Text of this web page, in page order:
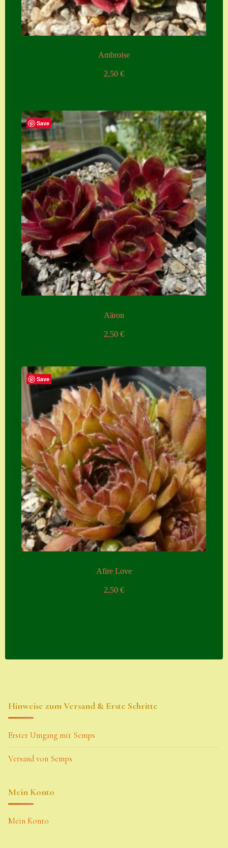
Ambroise
2,50 €
Save
Aäron
2,50 €
Save
Afire Love
2,50 €
Hinweise zum Versand & Erste Schritte
Erster Umgang mit Semps
Versand von Semps
Mein Konto
Mein Konto